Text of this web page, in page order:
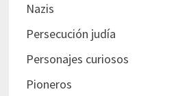
Nazis
Persecución judía
Personajes curiosos
Pioneros